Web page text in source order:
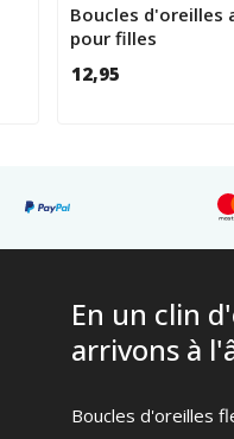
Boucles d'oreilles
pour filles
12,95
En un clin
arrivons à
Boucles d'oreilles